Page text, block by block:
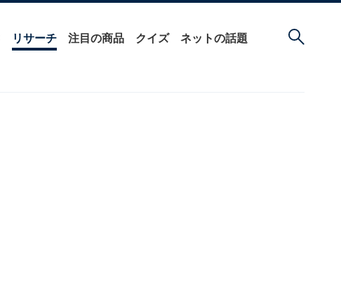
リサーチ 注目の商品 クイズ ネットの話題